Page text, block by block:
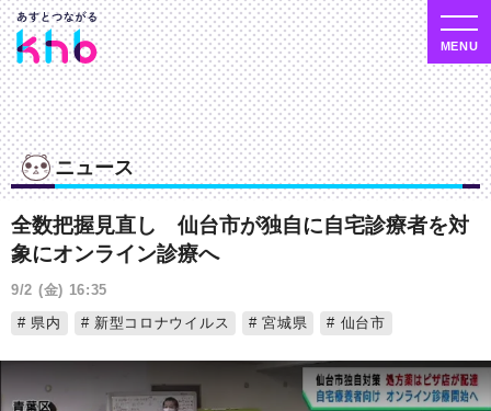
ニュース
全数把握見直し 仙台市が独自に自宅診療者を対
象にオンライン診療へ
9/2 (金) 16:35
県内
新型コロナウイルス 宮城県 仙台市